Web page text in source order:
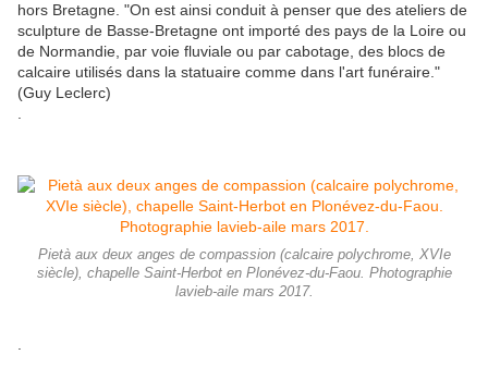
hors Bretagne. "On est ainsi conduit à penser que des ateliers de
sculpture de Basse-Bretagne ont importé des pays de la Loire ou
de Normandie, par voie fluviale ou par cabotage, des blocs de
calcaire utilisés dans la statuaire comme dans l'art funéraire."
(Guy Leclerc)
Pietà aux deux anges de compassion (calcaire polychrome, XVIe
siècle), chapelle Saint-Herbot en Plonévez-du-Faou. Photographie
lavieb-aile mars 2017.